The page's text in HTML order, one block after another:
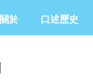
關於 口述歷史